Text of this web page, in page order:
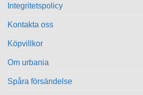
olika
Integritetspolicy
Kontakta oss
Köpvillkor
Om urbania
Spåra försändelse